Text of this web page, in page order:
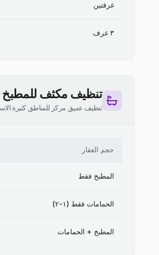
غرفتين
٣ غرف
تنظيف مكثف للمطبخ
تنظيف عميق مركز للمناطق كثيرة
حجم العقار
المطبخ فقط
الحمامات فقط (١-٢)
المطبخ + الحمامات